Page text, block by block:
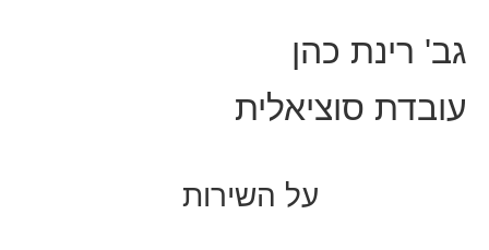
גב' רינת כהן
עובדת סוציאלית
על השירות